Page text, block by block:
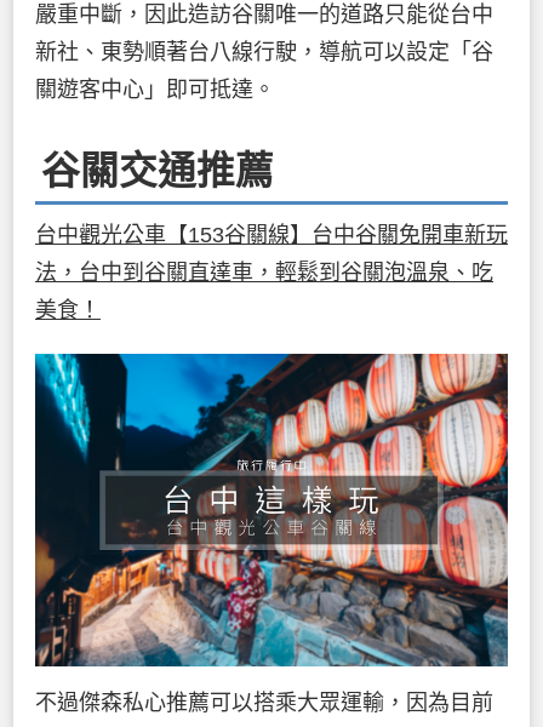
嚴重中斷，因此造訪谷關唯一的道路只能從台中
新社、東勢順著台八線行駛，導航可以設定「谷
關遊客中心」即可抵達。
谷關交通推薦
台中觀光公車【153谷關線】台中谷關免開車新玩
法，台中到谷關直達車，輕鬆到谷關泡溫泉、吃
美食！
不過傑森私心推薦可以搭乘大眾運輸，因為目前